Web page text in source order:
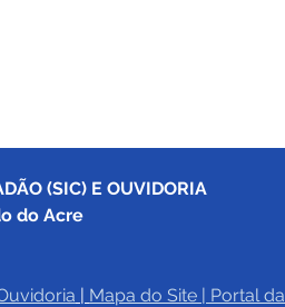
(SIC) E OUVIDORIA
do Acre
| Mapa do Site | Portal da